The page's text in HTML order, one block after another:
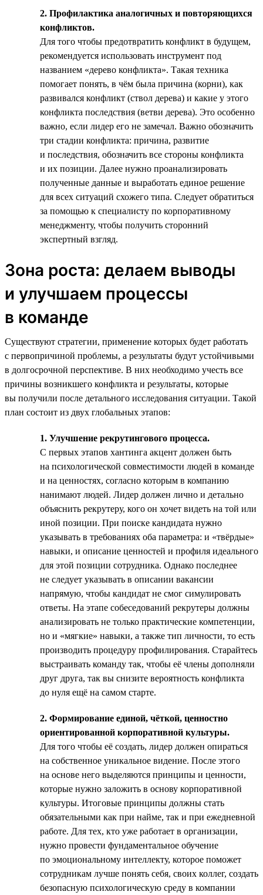
2. Профилактика аналогичных и повторяющихся
конфликтов.
Для того чтобы предотвратить конфликт в будущем,
рекомендуется использовать инструмент под
названием «дерево конфликта». Такая техника
помогает понять, в чём была причина (корни), как
развивался конфликт (ствол дерева) и какие у этого
конфликта последствия (ветви дерева). Это особенно
важно, если лидер его не замечал. Важно обозначить
три стадии конфликта: причина, развитие
и последствия, обозначить все стороны конфликта
и их позиции. Далее нужно проанализировать
полученные данные и выработать единое решение
для всех ситуаций схожего типа. Следует обратиться
за помощью к специалисту по корпоративному
менеджменту, чтобы получить сторонний
экспертный взгляд.
Зона роста: делаем выводы
и улучшаем процессы
в команде
Существуют стратегии, применение которых будет работать
с первопричиной проблемы, а результаты будут устойчивыми
в долгосрочной перспективе. В них необходимо учесть все
причины возникшего конфликта и результаты, которые
вы получили после детального исследования ситуации. Такой
план состоит из двух глобальных этапов:
1. Улучшение рекрутингового процесса.
С первых этапов хантинга акцент должен быть
на психологической совместимости людей в команде
и на ценностях, согласно которым в компанию
нанимают людей. Лидер должен лично и детально
объяснить рекрутеру, кого он хочет видеть на той или
иной позиции. При поиске кандидата нужно
указывать в требованиях оба параметра: и «твёрдые»
навыки, и описание ценностей и профиля идеального
для этой позиции сотрудника. Однако последнее
не следует указывать в описании вакансии
напрямую, чтобы кандидат не смог симулировать
ответы. На этапе собеседований рекрутеры должны
анализировать не только практические компетенции,
но и «мягкие» навыки, а также тип личности, то есть
производить процедуру профилирования. Старайтесь
выстраивать команду так, чтобы её члены дополняли
друг друга, так вы снизите вероятность конфликта
до нуля ещё на самом старте.
2. Формирование единой, чёткой, ценностно
ориентированной корпоративной культуры.
Для того чтобы её создать, лидер должен опираться
на собственное уникальное видение. После этого
на основе него выделяются принципы и ценности,
которые нужно заложить в основу корпоративной
культуры. Итоговые принципы должны стать
обязательными как при найме, так и при ежедневной
работе. Для тех, кто уже работает в организации,
нужно провести фундаментальное обучение
по эмоциональному интеллекту, которое поможет
сотрудникам лучше понять себя, своих коллег, создать
безопасную психологическую среду в компании